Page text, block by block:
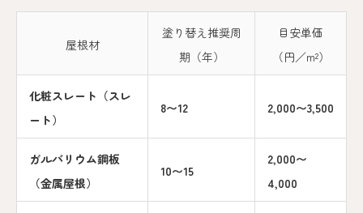
屋根材
塗り替え推奨周
期（年）
目安単価
（円／m²）
化粧スレート（スレ
ート）
8〜12 2,000〜3,500
ガルバリウム鋼板
（金属屋根）
10〜15
2,000〜
4,000